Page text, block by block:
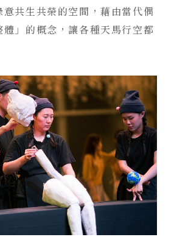
舒心療癒
訂製生活
線上留言
共生共榮的空間，藉由當代偶
」的概念，讓各種天馬行空都